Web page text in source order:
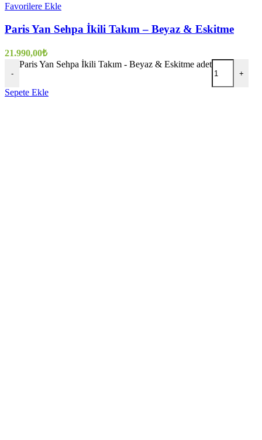
Favorilere Ekle
Paris Yan Sehpa İkili Takım – Beyaz & Eskitme
21.990,00₺
-
Paris Yan Sehpa İkili Takım - Beyaz & Eskitme adet
+
Sepete Ekle